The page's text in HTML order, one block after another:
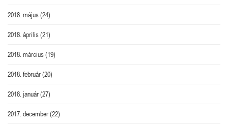
2018. május(24)
2018. április(21)
2018. március(19)
2018. február(20)
2018. január(27)
2017. december(22)